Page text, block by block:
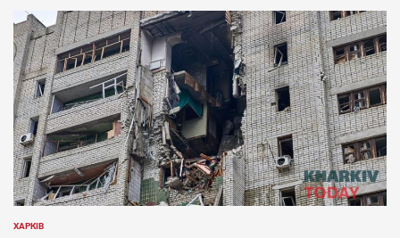
ОПУБЛІКУВАТИ
ХАРКІВ